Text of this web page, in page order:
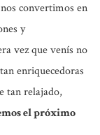
convertimos en
y
vez que venís no
enriquecedoras
tan relajado,
el próximo